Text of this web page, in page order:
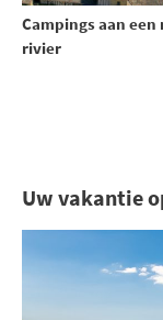
Campings aan een
rivier
Uw vakantie